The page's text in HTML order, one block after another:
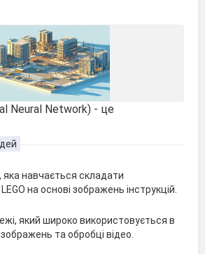
Neural Network) - це
навчається складати
на основі зображень інструкцій.
який широко використовується в
та обробці відео.